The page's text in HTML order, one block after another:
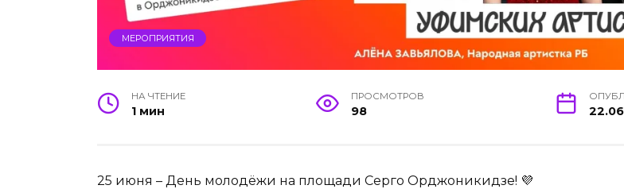
МЕРОПРИЯТИЯ
НА ЧТЕНИЕ
1 мин
ПРОСМОТРОВ
98
25 июня – День молодёжи на площади Серго Орджоникидзе! 💜